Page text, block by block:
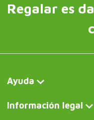
Regalar es
Ayuda
Información legal